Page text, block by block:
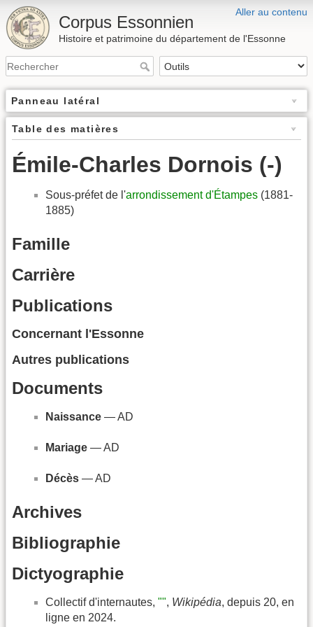
Aller au contenu
Corpus Essonnien
Histoire et patrimoine du département de l'Essonne
Panneau latéral
Table des matières
Émile-Charles Dornois (-)
Sous-préfet de l'arrondissement d'Étampes (1881-
1885)
Famille
Carrière
Publications
Concernant l'Essonne
Autres publications
Documents
Naissance — AD
Mariage — AD
Décès — AD
Archives
Bibliographie
Dictyographie
Collectif d'internautes, "", Wikipédia, depuis 20, en
ligne en 2024.